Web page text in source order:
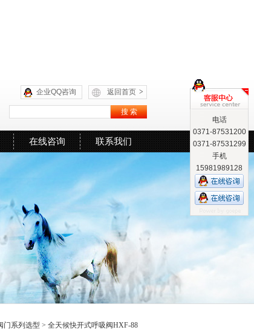
返回首页 >
企业QQ咨询
在线咨询 联系我们
门系列选型 > 全天候快开式呼吸阀HXF-88
电话
0371-87531200
0371-87531299
手机
15981989128